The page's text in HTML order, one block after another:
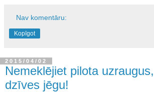
Nav komentāru:
Kopīgot
2015/04/02
Nemeklējiet pilota
dzīves jēgu!